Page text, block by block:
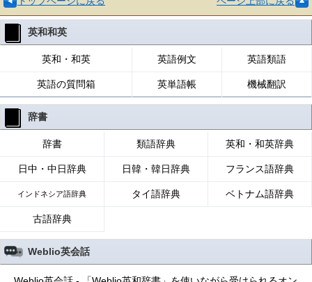
英和和英
英和・和英 英語例文 英語類語
英語の質問箱 英単語帳 機械翻訳
辞書
辞書 類語辞典 英和・和英辞典
日中・中日辞典 日韓・韓日辞典 フランス語辞典
インドネシア語辞典 タイ語辞典 ベトナム語辞典
古語辞典
Weblio英会話